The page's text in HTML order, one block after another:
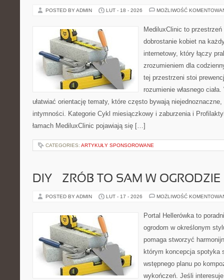
POSTED BY ADMIN LUT - 18 - 2026 MOŻLIWOŚĆ
MediluxClinic to
dobrostanie kobiet na
internetowy, który łączy
zrozumieniem dla
tej przestrzeni stoi
rozumienie własnego
ułatwiać orientację tematy, które często bywają
intymności. Kategorie Cykl miesiączkowy i zaburzenia i
łamach MediluxClinic pojawiają się […]
CATEGORIES: ARTYKUŁY SPONSOROWANE
DIY – ZRÓB TO SAM W OGRODZIE
POSTED BY ADMIN LUT - 17 - 2026 MOŻLIWOŚĆ
Portal Hellerówka to
ogrodom w określonym
pomaga stworzyć
którym koncepcja spotyka
wstępnego planu po
wykończeń. Jeśli